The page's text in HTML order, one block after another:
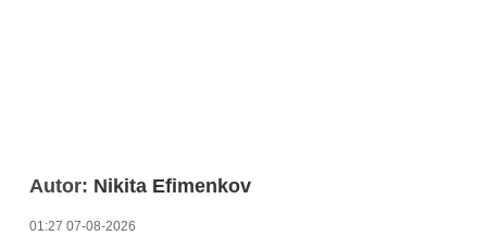
Autor: Nikita Efimenkov
01:27 07-08-2026